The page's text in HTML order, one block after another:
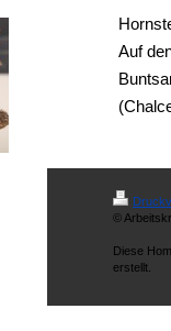
Auf
©
Diese
erstellt.